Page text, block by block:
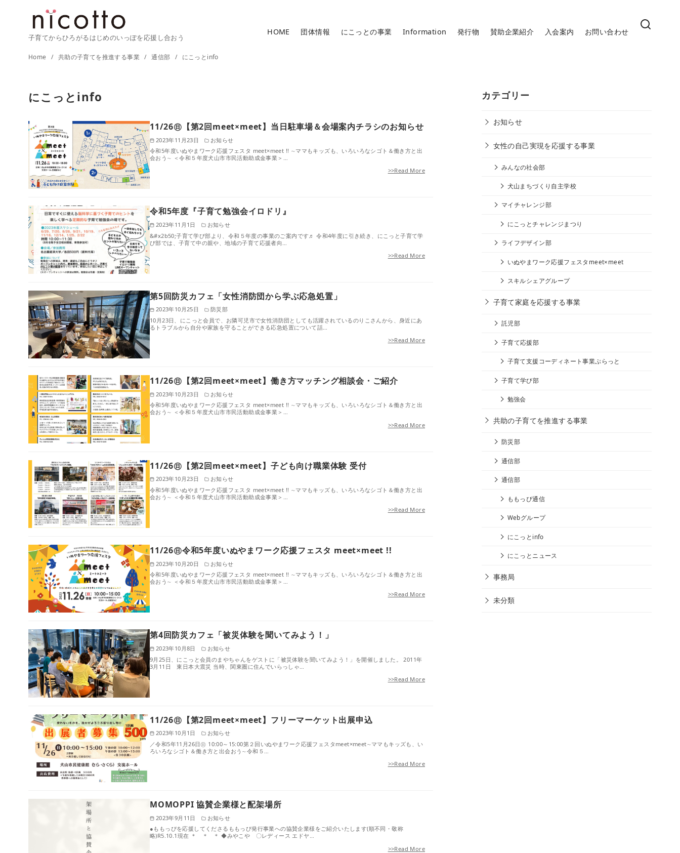
子育てからひろがるはじめのいっぽを応援し合おう
HOME 団体情報 にこっとの事業 Information 発行物 賛助企業紹介 入会案内 お問い合わせ
Home 共助の子育てを推進する事業 通信部 にこっとinfo
にこっとinfo
11/26㊐【第2回meet×meet】当日駐車場＆会場案内チラシのお知らせ
2023年11月23日
お知らせ
令和5年度いぬやまワーク応援フェスタ meet×meet !! ∼ママもキッズも、いろいろなシゴト＆働き⽅と出
会おう∼ ＜令和５年度⽝⼭市市⺠活動助成⾦事業＞…
>>Read More
令和5年度『子育て勉強会イロドリ』
2023年11月1日
お知らせ
&#x2b50;子育て学び部より、令和５年度の事業のご案内です♬ 令和4年度に引き続き、にこっと子育て学
び部では、子育て中の親や、地域の子育て応援者向…
>>Read More
第5回防災カフェ「女性消防団から学ぶ応急処置」
2023年10月25日
防災部
10月23日、にこっと会員で、お隣可児市で女性消防団としても活躍されているのりこさんから、身近にあ
るトラブルから自分や家族を守ることができる応急処置について話…
>>Read More
11/26㊐【第2回meet×meet】働き方マッチング相談会・ご紹介
2023年10月23日
お知らせ
令和5年度いぬやまワーク応援フェスタ meet×meet !! ∼ママもキッズも、いろいろなシゴト＆働き⽅と出
会おう∼ ＜令和５年度⽝⼭市市⺠活動助成⾦事業＞…
>>Read More
11/26㊐【第2回meet×meet】子ども向け職業体験 受付
2023年10月23日
お知らせ
令和5年度いぬやまワーク応援フェスタ meet×meet !! ∼ママもキッズも、いろいろなシゴト＆働き⽅と出
会おう∼ ＜令和５年度⽝⼭市市⺠活動助成⾦事業＞…
>>Read More
11/26㊐令和5年度いぬやまワーク応援フェスタ meet×meet !!
2023年10月20日
お知らせ
令和5年度いぬやまワーク応援フェスタ meet×meet !! ∼ママもキッズも、いろいろなシゴト＆働き⽅と出
会おう∼ ＜令和５年度⽝⼭市市⺠活動助成⾦事業＞…
>>Read More
第4回防災カフェ「被災体験を聞いてみよう！」
2023年10月8日
お知らせ
9月25日、にこっと会員のまやちゃんをゲストに「被災体験を聞いてみよう！」を開催しました。 2011年
3月11日 東日本大震災 当時、関東圏に住んでいらっしゃ…
>>Read More
11/26㊐【第2回meet×meet】フリーマーケット出展申込
2023年10月1日
お知らせ
／令和5年11月26日㊐ 10:00～15:00第２回いぬやまワーク応援フェスタmeet×meet∼ママもキッズも、い
ろいろなシゴト＆働き⽅と出会おう∼令和５…
>>Read More
MOMOPPI 協賛企業様と配架場所
2023年9月11日
お知らせ
●ももっぴを応援してくださるももっぴ発行事業への協賛企業様をご紹介いたします(順不同・敬称
略)R5.10.1現在 ＊ ＊ ＊ ◆みやこや 〇レディース エドヤ…
>>Read More
カテゴリー
お知らせ
女性の自己実現を応援する事業
みんなの社会部
犬山まちづくり自主学校
マイチャレンジ部
にこっとチャレンジまつり
ライフデザイン部
いぬやまワーク応援フェスタmeet×meet
スキルシェアグループ
子育て家庭を応援する事業
託児部
子育て応援部
子育て支援コーディネート事業ぷらっと
子育て学び部
勉強会
共助の子育てを推進する事業
防災部
通信部
通信部
ももっぴ通信
Webグループ
にこっとinfo
にこっとニュース
事務局
未分類